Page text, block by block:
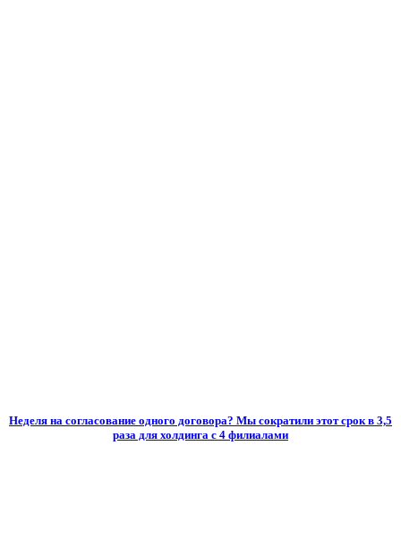
Неделя на согласование одного договора? Мы сократили этот срок в 3,5
раза для холдинга с 4 филиалами